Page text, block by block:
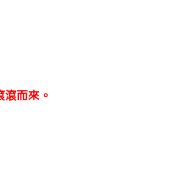
而來。